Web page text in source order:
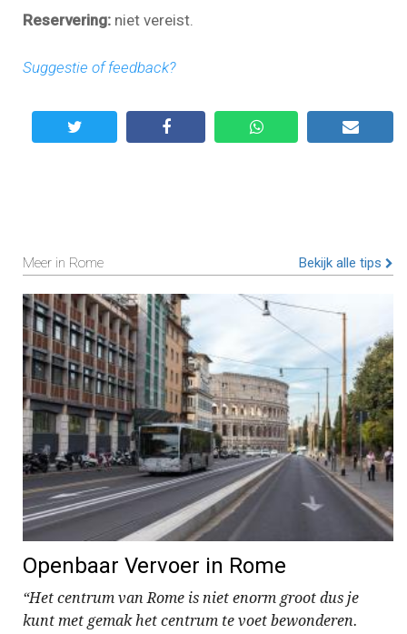
Reservering: niet vereist.
Suggestie of feedback?
Meer in Rome Bekijk alle tips
Openbaar Vervoer in Rome
“Het centrum van Rome is niet enorm groot dus je
kunt met gemak het centrum te voet bewonderen.